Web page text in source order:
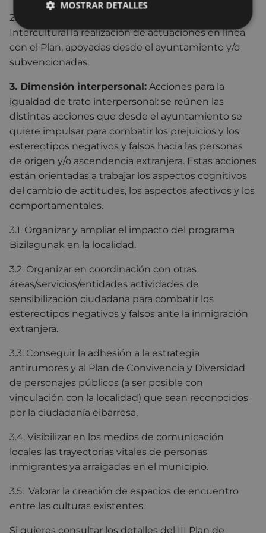
2.15. Fomentar entre las entidades de la Mesa
Intercultural la realización de actuaciones en línea
con el Plan, apoyadas desde el ayuntamiento y/o
subvencionadas.
3. Dimensión interpersonal: Acciones para la
igualdad de trato interpersonal: se reúnen las
distintas acciones que desde el ayuntamiento se
quiere impulsar para combatir los prejuicios y los
estereotipos negativos y falsos hacia las personas
de origen y/o ascendencia extranjera. Estas acciones
están orientadas a trabajar los aspectos cognitivos
del cambio de actitudes, los aspectos afectivos y los
comportamentales.
3.1. Organizar y ampliar el impacto del programa
Bizilagunak en la localidad.
3.2. Organizar en coordinación con otras
áreas/servicios/entidades actividades de
sensibilización ciudadana para combatir los
estereotipos negativos y falsos ante la inmigración
extranjera.
3.3. Conseguir la adhesión a la estrategia
antirumores y al Plan de Convivencia y Diversidad
de personajes públicos (a ser posible con
vinculación con la localidad) que sean reconocidos
por la ciudadanía eibarresa.
3.4. Visibilizar en los medios de comunicación
locales las trayectorias vitales de personas
inmigrantes ya arraigadas en el municipio.
3.5. Valorar la creación de espacios de encuentro
entre las culturas existentes.
Si quieres consultar los detalles del III Plan de
MOSTRAR DETALLES